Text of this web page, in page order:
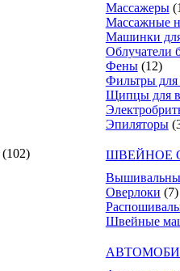
(102)
Массажеры
Массажные
Машинки
Облучатели
Фены (12)
Фильтры
Щипцы для
Эпиляторы
ШВЕЙНОЕ
Оверлоки (7)
Швейные